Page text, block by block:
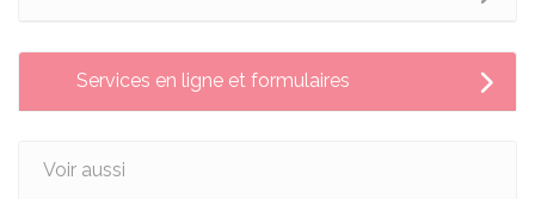
Services en ligne et formulaires
Voir aussi